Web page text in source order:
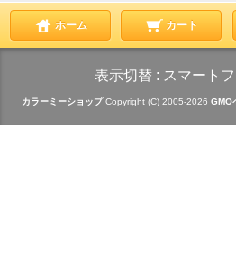
ホーム カート
表示切替 : スマート
カラーミーショップCopyright (C) 2005-2026 GMO